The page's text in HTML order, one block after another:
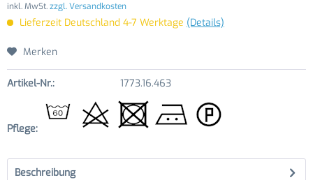
inkl. MwSt.zzgl. Versandkosten
Lieferzeit Deutschland 4-7 Werktage (Details)
Merken
Artikel-Nr.: 1773.16.463
Pflege:
Beschreibung